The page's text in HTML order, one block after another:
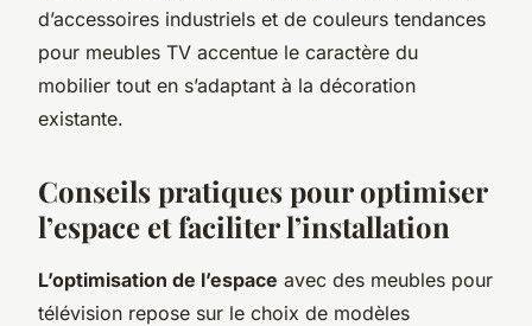
d’accessoires industriels et de couleurs tendances
pour meubles TV accentue le caractère du
mobilier tout en s’adaptant à la décoration
existante.
Conseils pratiques pour optimiser
l’espace et faciliter l’installation
L’optimisation de l’espace avec des meubles pour
télévision repose sur le choix de modèles